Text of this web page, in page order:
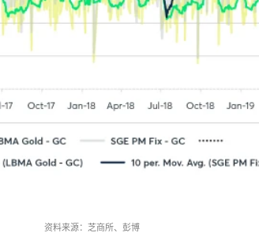
资料来源：芝商所、彭博